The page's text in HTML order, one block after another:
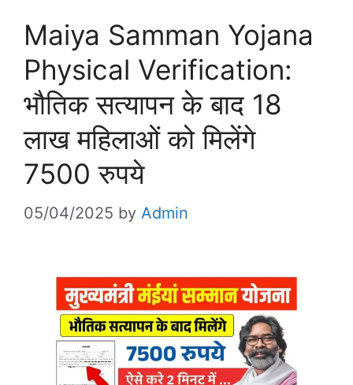
Maiya Samman Yojana
Physical Verification:
भौतिक सत्यापन के बाद 18
लाख महिलाओं को मिलेंगे
7500 रुपये
05/04/2025 by Admin